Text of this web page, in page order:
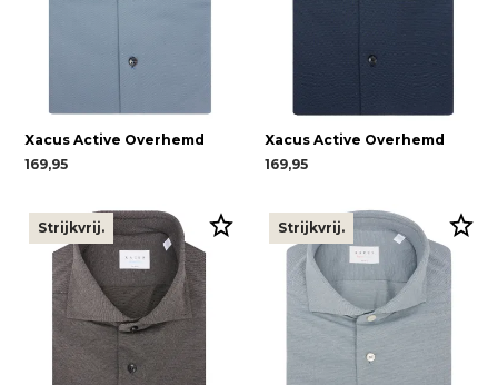
Xacus Active Overhemd
169,95
Xacus Active Overhemd
169,95
Strijkvrij. Strijkvrij.